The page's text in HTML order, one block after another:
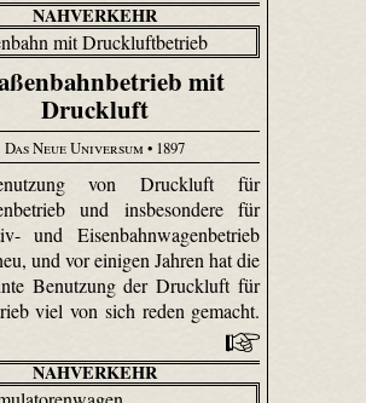
NAHVERKEHR
mit
Druckluft
Das Neue Universum • 1897
von Druckluft für
und insbesondere für
und Eisenbahnwagenbetrieb
und vor einigen Jahren hat die
Benutzung der Druckluft für
viel von sich reden gemacht.
NAHVERKEHR